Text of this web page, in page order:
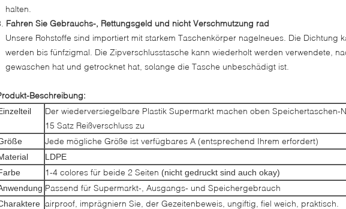
halten.
Fahren Sie Gebrauchs-, Rettungsgeld und nicht Verschmutzung rad
Unsere Rohstoffe sind importiert mit starkem Taschenkörper nagelneues. Die Dichtung
werden bis fünfzigmal. Die Zipverschlusstasche kann wiederholt werden verwendete,
gewaschen hat und getrocknet hat, solange die Tasche unbeschädigt ist.
Beschreibung:
Der wiederversiegelbare Plastik Supermarkt machen oben Speichertaschen-
15 Satz Reißverschluss zu
Jede mögliche Größe ist verfügbares A (entsprechend Ihrem erfordert)
LDPE
1-4 colores für beide 2 Seiten (nicht gedruckt sind auch okay)
Passend für Supermarkt-, Ausgangs- und Speichergebrauch
airproof, imprägniern Sie, der Gezeitenbeweis, ungiftig, fiel weich, praktisch.